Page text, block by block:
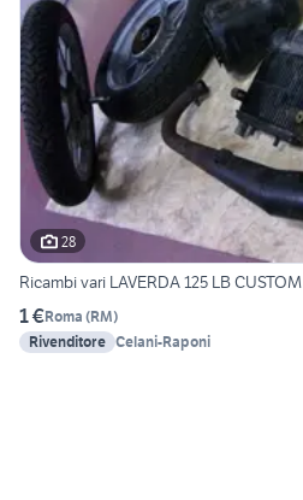
28
Ricambi vari LAVERDA 125 LB CUSTOM
1 €Roma (RM)
Rivenditore Celani-Raponi